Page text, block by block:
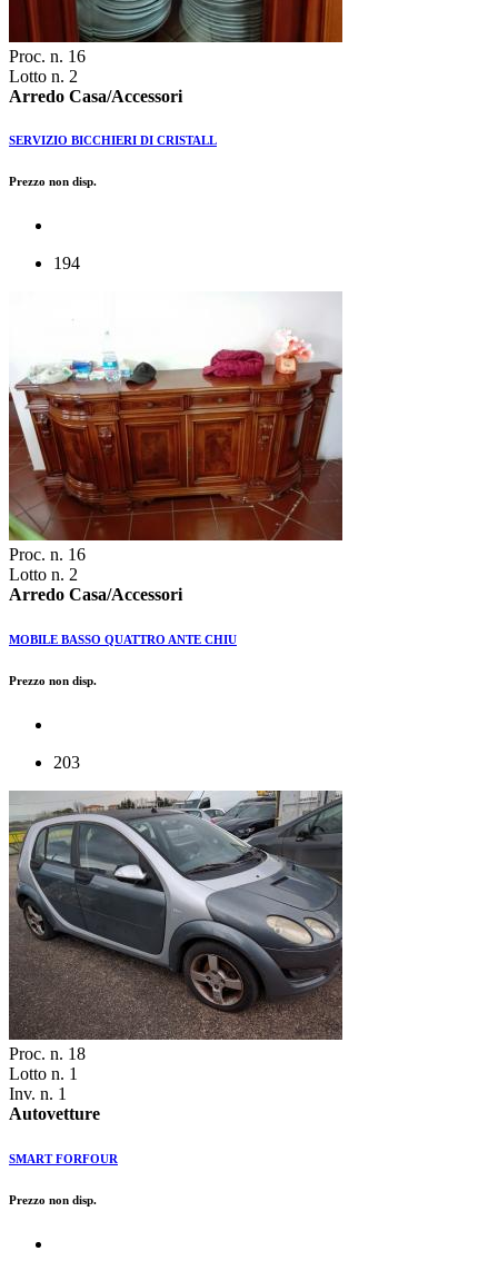
Proc. n. 16
Lotto n. 2
Arredo Casa/Accessori
SERVIZIO BICCHIERI DI CRISTALL
Prezzo non disp.
194
Proc. n. 16
Lotto n. 2
Arredo Casa/Accessori
MOBILE BASSO QUATTRO ANTE CHIU
Prezzo non disp.
203
Proc. n. 18
Lotto n. 1
Inv. n. 1
Autovetture
SMART FORFOUR
Prezzo non disp.